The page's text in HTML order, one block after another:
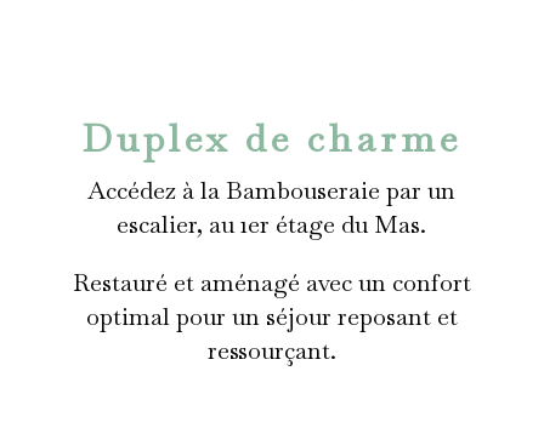
Duplex de charme
Accédez à la Bambouseraie par un
escalier, au 1er étage du Mas.
Restauré et aménagé avec un confort
optimal pour un séjour reposant et
ressourçant.